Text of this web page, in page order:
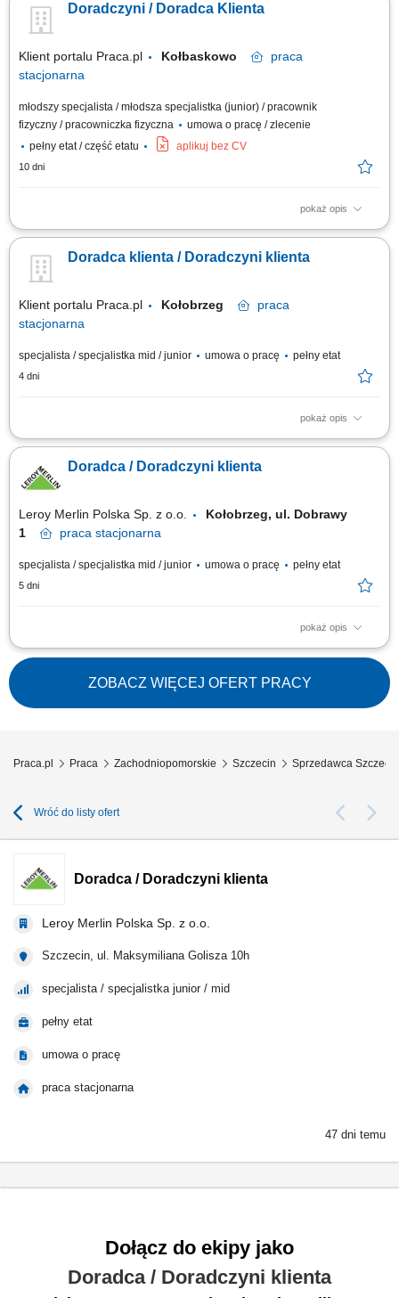
Doradczyni / Doradca Klienta
Klient portalu Praca.pl Kołbaskowo
praca
stacjonarna
młodszy specjalista / młodsza specjalistka (junior) / pracownik
fizyczny / pracowniczka fizyczna
umowa o pracę / zlecenie
pełny etat / część etatu
aplikuj bez CV
10 dni
pokaż opis
Praca dla osób z doświadczeniem lub bez.
Doradca klienta / Doradczyni klienta
Klient portalu Praca.pl Kołobrzeg
praca
stacjonarna
specjalista / specjalistka mid / junior umowa o pracę pełny etat
4 dni
pokaż opis
Pomoc klientom w wyborze produktów oraz zapewnienie profesjonalnej
Przygotowywanie zamówień i monitorowanie ich realizacji. Dbanie o
prawidłową prezentację produktów oraz dostępność asortymentu.
Doradca / Doradczyni klienta
Leroy Merlin Polska Sp. z o.o.
Kołobrzeg, ul. Dobrawy
1
praca stacjonarna
specjalista / specjalistka mid / junior umowa o pracę pełny etat
5 dni
pokaż opis
Co będziesz robić? Twój start z Buddym: przez pierwsze 4 miesiące
będziesz pracować na dziale oraz zdobywać wiedzę sprzedażową przy
wsparciu opiekuna wdrożenia i zespołu, Aktywna sprzedaż i doradztwo:
będziesz sprzedawać i doradzać klientom w wyborze najlepszych
produktów i usług,...
ZOBACZ WIĘCEJ OFERT PRACY
Praca.pl Praca Zachodniopomorskie Szczecin Sprzedawca Szczecin
Wróć do listy ofert
Doradca / Doradczyni klienta
Leroy Merlin Polska Sp. z o.o.
Szczecin, ul. Maksymiliana Golisza 10h
specjalista / specjalistka junior / mid
pełny etat
umowa o pracę
praca stacjonarna
47 dni temu
Dołącz do ekipy jako
Doradca / Doradczyni klienta